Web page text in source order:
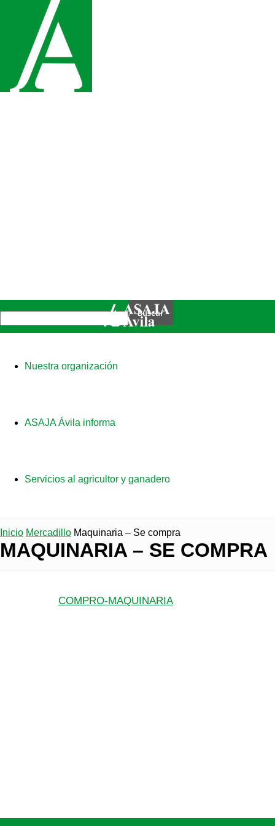
Nuestra organización
ASAJA Ávila informa
Servicios al agricultor y ganadero
Inicio Mercadillo Maquinaria – Se compra
MAQUINARIA – SE COMPRA
COMPRO-MAQUINARIA